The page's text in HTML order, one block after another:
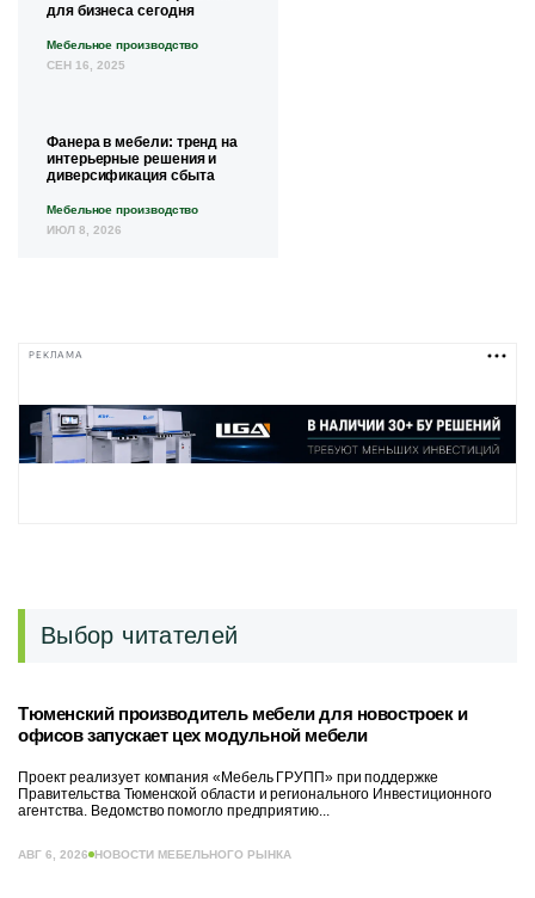
для бизнеса сегодня
Мебельное производство
СЕН 16, 2025
Фанера в мебели: тренд на
интерьерные решения и
диверсификация сбыта
Мебельное производство
ИЮЛ 8, 2026
РЕКЛАМА
Выбор читателей
Тюменский производитель мебели для новостроек и
офисов запускает цех модульной мебели
Проект реализует компания «Мебель ГРУПП» при поддержке
Правительства Тюменской области и регионального Инвестиционного
агентства. Ведомство помогло предприятию...
АВГ 6, 2026 НОВОСТИ МЕБЕЛЬНОГО РЫНКА